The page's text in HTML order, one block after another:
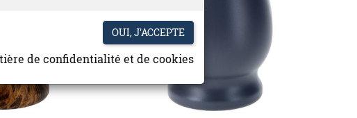
de confidentialité et de cookies